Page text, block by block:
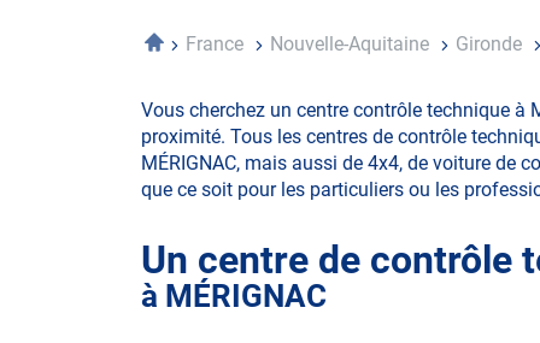
AccueilFrance Nouvelle-Aquitaine Gironde
Vous cherchez un centre contrôle technique à
proximité. Tous les centres de contrôle
MÉRIGNAC, mais aussi de 4x4, de voiture de
que ce soit pour les particuliers ou les
Un centre de contrôle
à MÉRIGNAC